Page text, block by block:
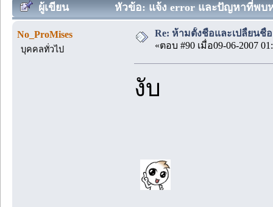
ผู้เขียน หัวข้อ: แจ้ง error และปัญหาที่พบห
No_ProMises
บุคคลทั่วไป
Re: ห้ามตั้งชือและเปลื่ยนชื่
«ตอบ #90 เมื่อ09-06-2007
งับ